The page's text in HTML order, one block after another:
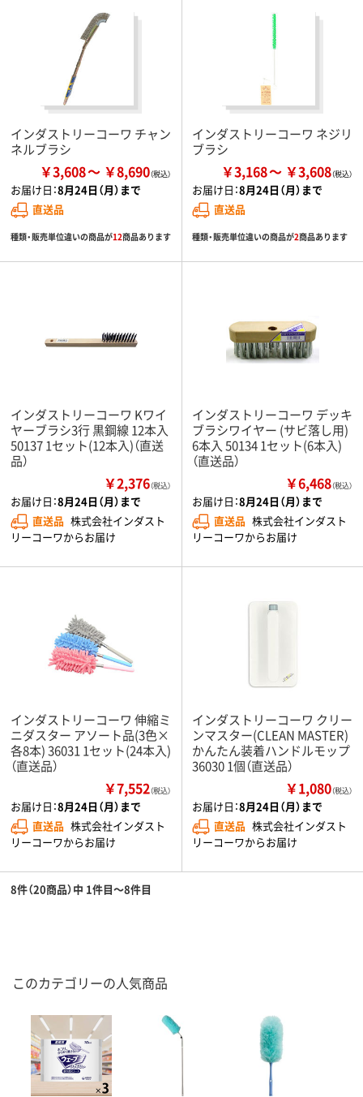
インダストリーコーワ チャン
ネルブラシ
￥3,608 ￥8,690
お届け日：8月24日（月）まで
直送品
種類・販売単位違いの商品が12商品あります
インダストリーコーワ ネジリ
ブラシ
￥3,168 ￥3,608
お届け日：8月24日（月）まで
直送品
種類・販売単位違いの商品が2商品あります
インダストリーコーワ Kワイ
ヤーブラシ3行 黒鋼線 12本入
50137 1セット(12本入)（直送
品）
￥2,376（税込）
お届け日：8月24日（月）まで
直送品 株式会社インダスト
リーコーワからお届け
インダストリーコーワ デッキ
ブラシワイヤー (サビ落し用)
6本入 50134 1セット(6本入)
（直送品）
￥6,468（税込）
お届け日：8月24日（月）まで
直送品 株式会社インダスト
リーコーワからお届け
インダストリーコーワ 伸縮ミ
ニダスター アソート品(3色×
各8本) 36031 1セット(24本入)
（直送品）
￥7,552（税込）
お届け日：8月24日（月）まで
直送品 株式会社インダスト
リーコーワからお届け
インダストリーコーワ クリー
ンマスター(CLEAN MASTER)
かんたん装着ハンドルモップ
36030 1個（直送品）
￥1,080（税込）
お届け日：8月24日（月）まで
直送品 株式会社インダスト
リーコーワからお届け
8件（20商品）中 1件目～8件目
このカテゴリーの人気商品